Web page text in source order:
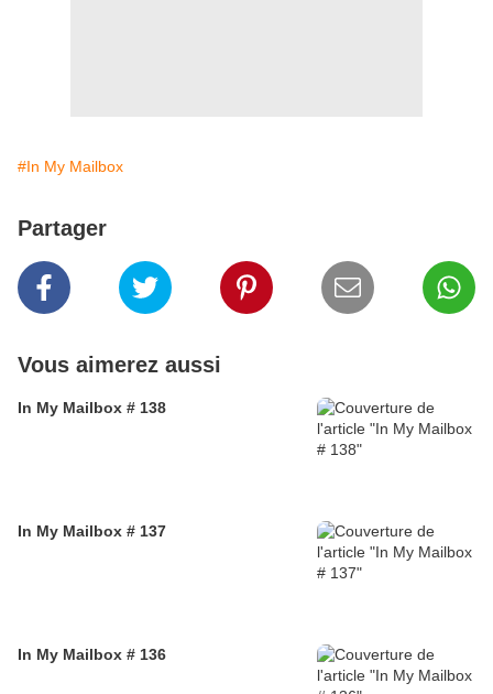
#In My Mailbox
Partager
Vous aimerez aussi
In My Mailbox # 138
In My Mailbox # 137
In My Mailbox # 136